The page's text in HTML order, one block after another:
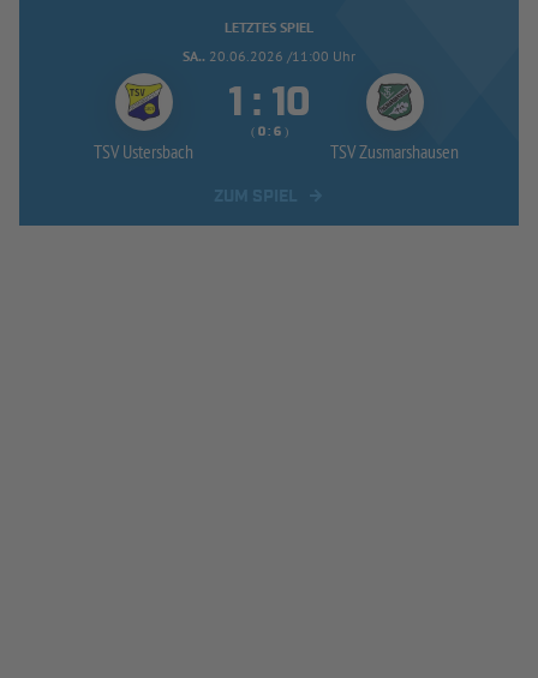
LETZTES SPIEL
SA.. 20.06.2026 /11:00 Uhr
TSV Ustersbach
 : 
( :  )
TSV Zusmarshausen